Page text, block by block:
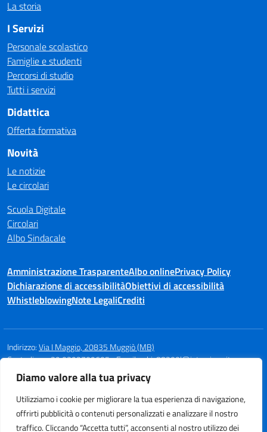
Diamo valore alla tua privacy
Utilizziamo i cookie per migliorare la tua esperienza di navigazione,
offrirti pubblicità o contenuti personalizzati e analizzare il nostro
traffico. Cliccando “Accetta tutti”, acconsenti al nostro utilizzo dei
La storia
I Servizi
Personale scolastico
Famiglie e studenti
Percorsi di studio
Tutti i servizi
Didattica
Offerta formativa
Novità
Le notizie
Le circolari
Scuola Digitale
Circolari
Albo Sindacale
Amministrazione TrasparenteAlbo onlinePrivacy Policy
Dichiarazione di accessibilitàObiettivi di accessibilità
WhistleblowingNote LegaliCrediti
Indirizzo:Via I Maggio, 20835 Muggiò (MB)
Centralino:+39 0392709605 Email:mbic88300l@istruzione.it
Posta elettronica certificata (PEC): mbic88300l@pec.istruzione.it
Codice fiscale: 94580960154
Codice meccanografico: MBIC88300L